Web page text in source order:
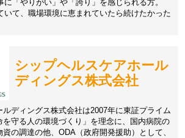
「やりがい」や「誇り」を感じられる方。
いて、職場環境に恵まれていたら続けたかった
シップヘルスケアホール
ディングス株式会社
ディングス株式会社は2007年に東証プライム
守る人の環境づくり」を理念に、国内病院の
の調達の他、ODA（政府開発援助）として、